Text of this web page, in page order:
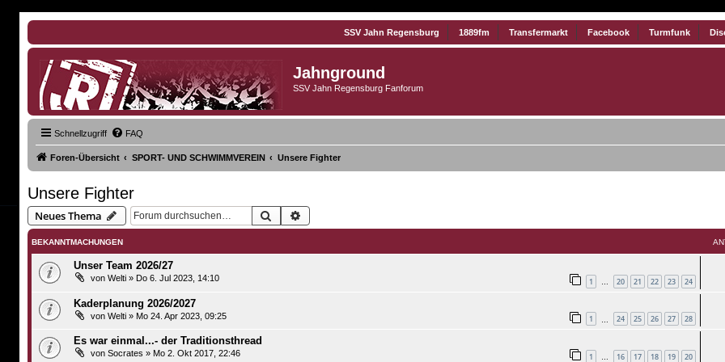
SSV Jahn Regensburg 1889fm Transfermarkt Facebook Turmfunk
Jahnground
SSV Jahn Regensburg Fanforum
Schnellzugriff FAQ
Foren-Übersicht SPORT- UND SCHWIMMVEREIN Unsere Fighter
Unsere Fighter
Neues Thema Suche
BEKANNTMACHUNGEN
Unser Team 2026/27
von Welti» Do 6. Jul 2023, 14:10 1 … 20 21 22 23 24
Kaderplanung 2026/2027
von Welti» Mo 24. Apr 2023, 09:25 1 24 25 26 27 28
Es war einmal...- der Traditionsthread
von Socrates » Mo 2. Okt 2017, 22:46 1 … 16 17 18 19 20